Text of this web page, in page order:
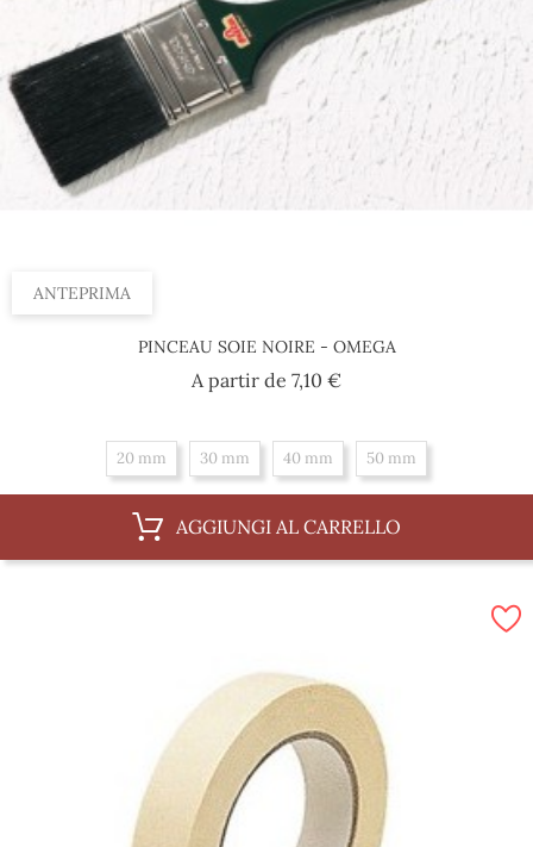
ANTEPRIMA
PINCEAU SOIE NOIRE - OMEGA
A partir de 7,10 €Prezzo
20 mm 30 mm 40 mm 50 mm
AGGIUNGI AL CARRELLO